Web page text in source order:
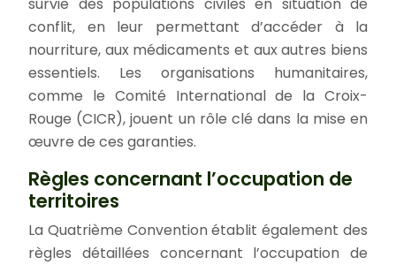
survie des populations civiles en situation de
conflit, en leur permettant d’accéder à la
nourriture, aux médicaments et aux autres biens
essentiels. Les organisations humanitaires,
comme le Comité International de la Croix-
Rouge (CICR), jouent un rôle clé dans la mise en
œuvre de ces garanties.
Règles concernant l’occupation de
territoires
La Quatrième Convention établit également des
règles détaillées concernant l’occupation de